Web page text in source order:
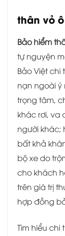
thân vỏ
Bảo hiểm
tự nguyện
Bảo Việt
nạn ngoài ý
trọng tâm,
khác rơi, va
người khác;
bất khả
bộ xe do
cho khách
trên giá trị
hợp đồng
Tìm hiểu chi